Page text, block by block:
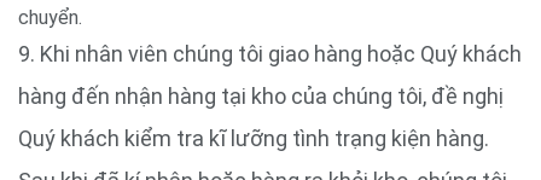
chuyển.
9. Khi nhân viên chúng tôi giao hàng hoặc Quý khách
hàng đến nhận hàng tại kho của chúng tôi, đề nghị
Quý khách kiểm tra kĩ lưỡng tình trạng kiện hàng.